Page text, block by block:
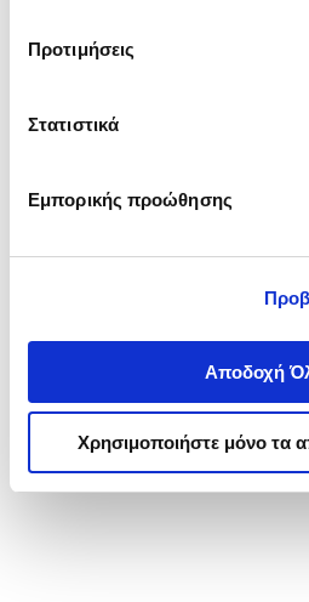
Προτιμήσεις
Στατιστικά
Εμπορικής προώθησης
Αποδοχή
Χρησιμοποιήστε μόνο τα
ΚΑΡΑΤΟΛΙΟΥ ΜΑΡΓΑΡΙΤΑ
Τιμή Έκδοσης Τιμή Πολιτείας
1-1 από 1